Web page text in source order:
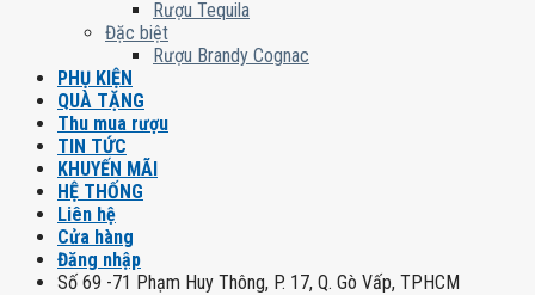
Rượu Tequila
Đặc biệt
Rượu Brandy Cognac
PHỤ KIỆN
QUÀ TẶNG
Thu mua rượu
TIN TỨC
KHUYẾN MÃI
HỆ THỐNG
Liên hệ
Cửa hàng
Đăng nhập
Số 69 -71 Phạm Huy Thông, P. 17, Q. Gò Vấp, TPHCM